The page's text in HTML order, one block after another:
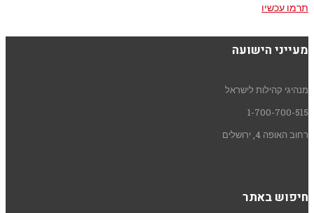
תרמו עכשיו
מעייני הישועה
מנהיגי קהילות לישראל
1-700-700-515
רחוב האופה 4, ירושלים
חיפוש באתר